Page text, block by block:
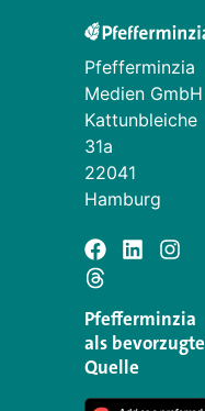
Pfefferminzia
Medien GmbH
Kattunbleiche
31a
22041
Hamburg
Pfefferminzia
als bevorzugte
Quelle